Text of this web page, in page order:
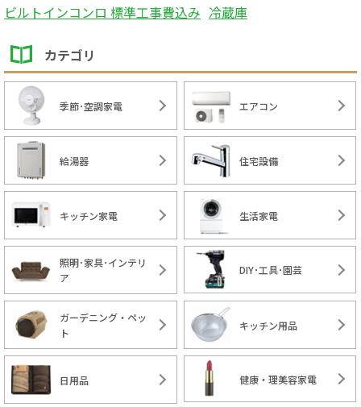
ビルトインコンロ 標準工事費込み 冷蔵庫
カテゴリ
季節･空調家電 エアコン
給湯器 住宅設備
キッチン家電 生活家電
照明･家具･インテリ
ア
DIY･工具･園芸
ガーデニング・ペッ
ト
キッチン用品
日用品 健康・理美容家電